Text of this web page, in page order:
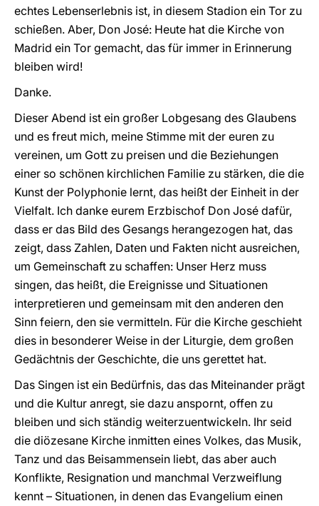
echtes Lebenserlebnis ist, in diesem Stadion ein Tor zu
schießen. Aber, Don José: Heute hat die Kirche von
Madrid ein Tor gemacht, das für immer in Erinnerung
bleiben wird!
Danke.
Dieser Abend ist ein großer Lobgesang des Glaubens
und es freut mich, meine Stimme mit der euren zu
vereinen, um Gott zu preisen und die Beziehungen
einer so schönen kirchlichen Familie zu stärken, die die
Kunst der Polyphonie lernt, das heißt der Einheit in der
Vielfalt. Ich danke eurem Erzbischof Don José dafür,
dass er das Bild des Gesangs herangezogen hat, das
zeigt, dass Zahlen, Daten und Fakten nicht ausreichen,
um Gemeinschaft zu schaffen: Unser Herz muss
singen, das heißt, die Ereignisse und Situationen
interpretieren und gemeinsam mit den anderen den
Sinn feiern, den sie vermitteln. Für die Kirche geschieht
dies in besonderer Weise in der Liturgie, dem großen
Gedächtnis der Geschichte, die uns gerettet hat.
Das Singen ist ein Bedürfnis, das das Miteinander prägt
und die Kultur anregt, sie dazu anspornt, offen zu
bleiben und sich ständig weiterzuentwickeln. Ihr seid
die diözesane Kirche inmitten eines Volkes, das Musik,
Tanz und das Beisammensein liebt, das aber auch
Konflikte, Resignation und manchmal Verzweiflung
kennt – Situationen, in denen das Evangelium einen